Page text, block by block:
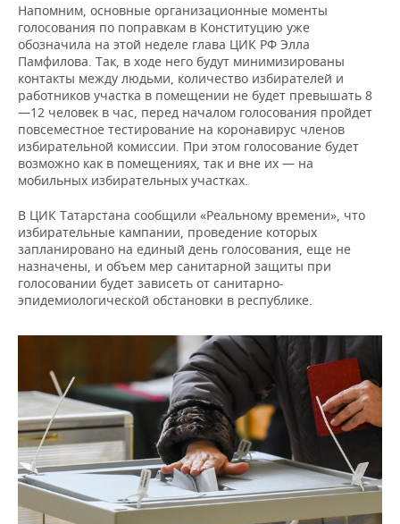
Напомним, основные организационные моменты
голосования по поправкам в Конституцию уже
обозначила на этой неделе глава ЦИК РФ Элла
Памфилова. Так, в ходе него будут минимизированы
контакты между людьми, количество избирателей и
работников участка в помещении не будет превышать 8
—12 человек в час, перед началом голосования пройдет
повсеместное тестирование на коронавирус членов
избирательной комиссии. При этом голосование будет
возможно как в помещениях, так и вне их — на
мобильных избирательных участках.
В ЦИК Татарстана сообщили «Реальному времени», что
избирательные кампании, проведение которых
запланировано на единый день голосования, еще не
назначены, и объем мер санитарной защиты при
голосовании будет зависеть от санитарно-
эпидемиологической обстановки в республике.